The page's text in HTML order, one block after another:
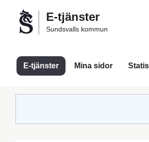
Välkommen
Sundsvalls
tjänster
E-tjänster
Sundsvalls kommun
E-tjänster Mina sidor